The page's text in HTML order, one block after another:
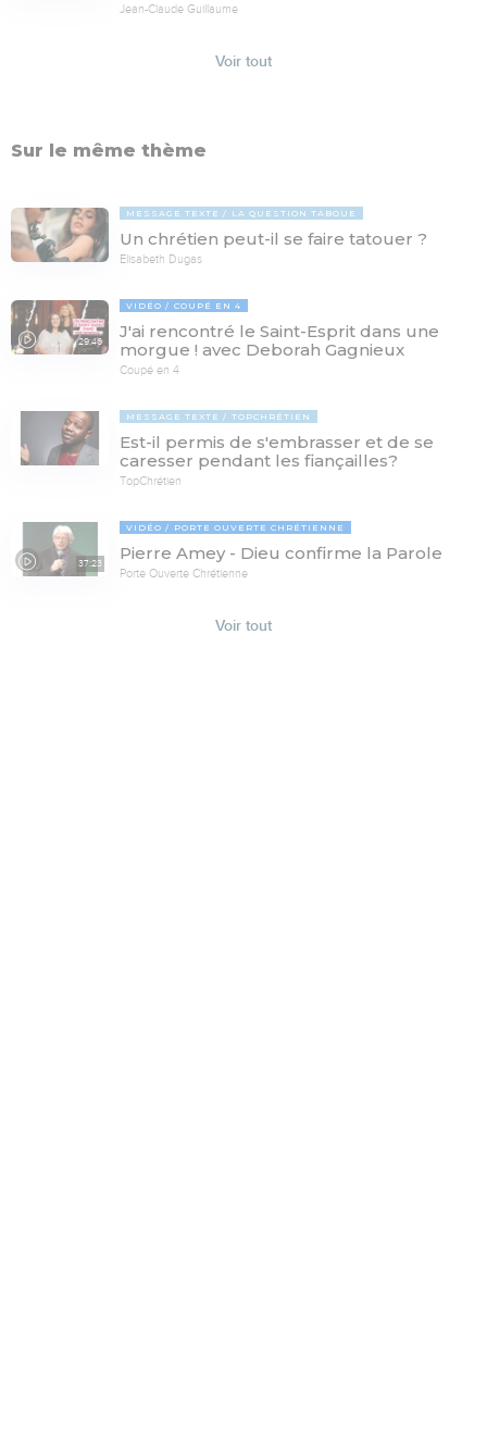
Jean-Claude Guillaume
Voir tout
Sur le même thème
MESSAGE TEXTE LA QUESTION TABOUE
Un chrétien peut-il se faire tatouer ?
Elisabeth Dugas
29:46
VIDÉO COUPÉ EN 4
J'ai rencontré le Saint-Esprit dans une
morgue ! avec Deborah Gagnieux
Coupé en 4
MESSAGE TEXTE TOPCHRÉTIEN
Est-il permis de s'embrasser et de se
caresser pendant les fiançailles?
TopChrétien
37:23
VIDÉO PORTE OUVERTE CHRÉTIENNE
Pierre Amey - Dieu confirme la Parole
Porte Ouverte Chrétienne
Voir tout